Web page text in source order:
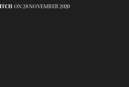
ON 28 NOVEMBER 2020